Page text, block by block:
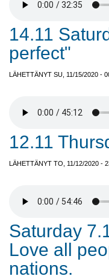
14.11
perfect"
LÄHETTÄNYT SU, 11/15/2020 -
12.11
LÄHETTÄNYT TO, 11/12/2020 -
Saturday
Love all
nations.